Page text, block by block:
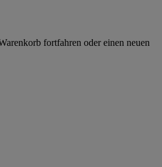
fortfahren oder einen neuen